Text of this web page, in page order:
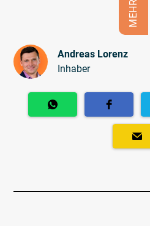
MEHR
Andreas Lorenz
Inhaber